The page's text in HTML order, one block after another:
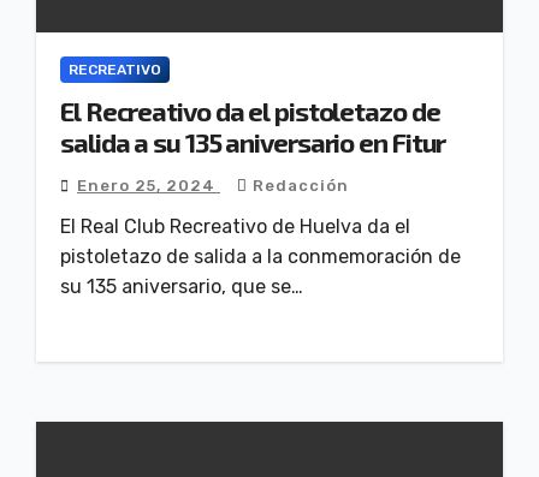
RECREATIVO
El Recreativo da el pistoletazo de
salida a su 135 aniversario en Fitur
Enero 25, 2024 Redacción
El Real Club Recreativo de Huelva da el
pistoletazo de salida a la conmemoración de
su 135 aniversario, que se…